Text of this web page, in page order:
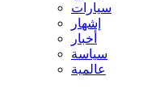
سيارات
إشهار
أخبار
سياسة
عالمية